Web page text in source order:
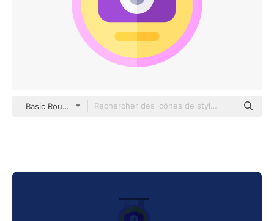
Basic Rounded Flat